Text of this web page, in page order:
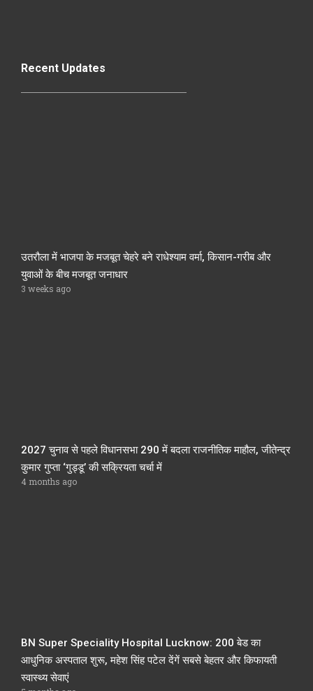
Recent Updates
उतरौला में भाजपा के मजबूत चेहरे बने राधेश्याम वर्मा, किसान-गरीब और
युवाओं के बीच मजबूत जनाधार
3 weeks ago
2027 चुनाव से पहले विधानसभा 290 में बदला राजनीतिक माहौल, जीतेन्द्र
कुमार गुप्ता ‘गुड्डू’ की सक्रियता चर्चा में
4 months ago
BN Super Speciality Hospital Lucknow: 200 बेड का
आधुनिक अस्पताल शुरू, महेश सिंह पटेल देंगें सबसे बेहतर और किफायती
स्वास्थ्य सेवाएं